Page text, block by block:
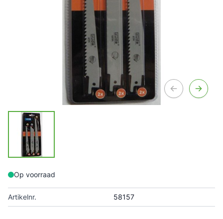
Op voorraad
Artikelnr. 58157